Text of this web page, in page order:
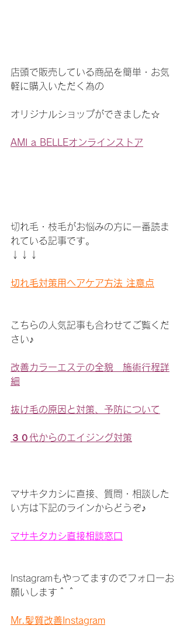
店頭で販売している商品を簡単・お気
軽に購入いただく為の
オリジナルショップができました☆
AMI a BELLEオンラインストア
切れ毛・枝毛がお悩みの方に一番読ま
れている記事です。
↓↓↓
切れ毛対策用ヘアケア方法 注意点
こちらの人気記事も合わせてご覧くだ
さい♪
改善カラーエステの全貌　施術行程詳
細
抜け毛の原因と対策、予防について
３０代からのエイジング対策
マサキタカシに直接、質問・相談した
い方は下記のラインからどうぞ♪
マサキタカシ直接相談窓口
Instagramもやってますのでフォローお
願いします＾＾
Mr.髪質改善Instagram